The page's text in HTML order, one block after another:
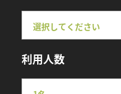
利用人数